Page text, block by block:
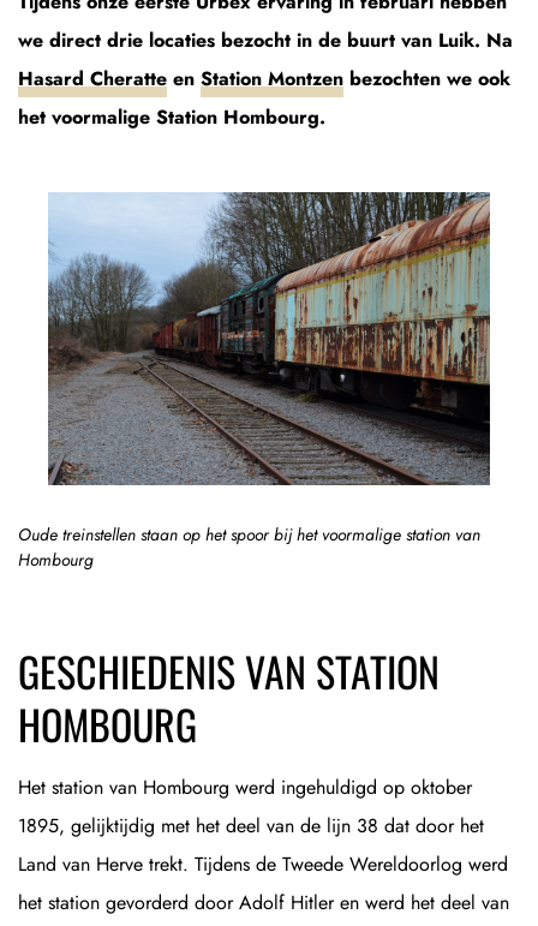
we direct drie locaties bezocht in de buurt van Luik. Na
Hasard Cheratte en Station Montzen bezochten we ook
het voormalige Station Hombourg.
Oude treinstellen staan op het spoor bij het voormalige station van
Hombourg
GESCHIEDENIS VAN STATION
HOMBOURG
Het station van Hombourg werd ingehuldigd op oktober
1895, gelijktijdig met het deel van de lijn 38 dat door het
Land van Herve trekt. Tijdens de Tweede Wereldoorlog werd
het station gevorderd door Adolf Hitler en werd het deel van